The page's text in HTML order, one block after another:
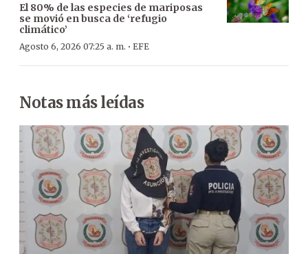
El 80% de las especies de mariposas
se movió en busca de ‘refugio
climático’
Agosto 6, 2026 07:25 a. m. · EFE
Notas más leídas